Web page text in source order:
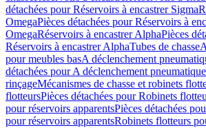
détachées pour Réservoirs à encastrer Sigma
OmegaPièces détachées pour Réservoirs à
OmegaRéservoirs à encastrer AlphaPièces
Réservoirs à encastrer AlphaTubes de chasse
pour meubles basA déclenchement
détachées pour A déclenchement
rinçageMécanismes de chasse et robinets
flotteursPièces détachées pour Robinets
pour réservoirs apparentsPièces détachées
pour réservoirs apparentsRobinets flotteurs